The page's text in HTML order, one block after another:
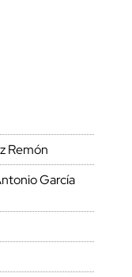
Remón
García